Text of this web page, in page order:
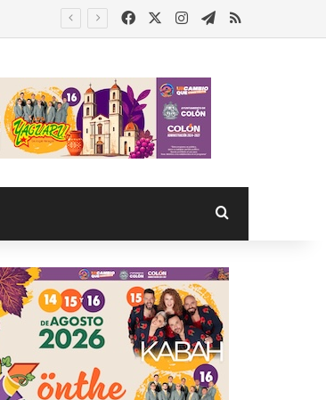
FacebookInstagram
Telegram
RSS